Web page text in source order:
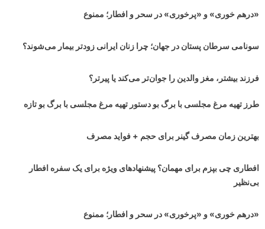
«درهم خوری» و «پرخوری» در سحر و افطار؛ ممنوع
سونامی سرطان پستان در جهان‌؛ چرا زنان ایرانی زودتر بیمار می‌شوند؟
فرزند بیشتر، مغز والدین را جوان‌تر می‌کند یا پیرتر؟
طرز تهیه مرغ مجلسی با برگ بو دستور تهیه مرغ مجلسی با برگ بو تازه
بهترین زمان مصرف گینر برای حجم + فواید مصرف
افطاری چی بپزم برای مهمان؟ پیشنهادهای ویژه برای یک سفره افطار
بی‌نظیر
«درهم خوری» و «پرخوری» در سحر و افطار؛ ممنوع